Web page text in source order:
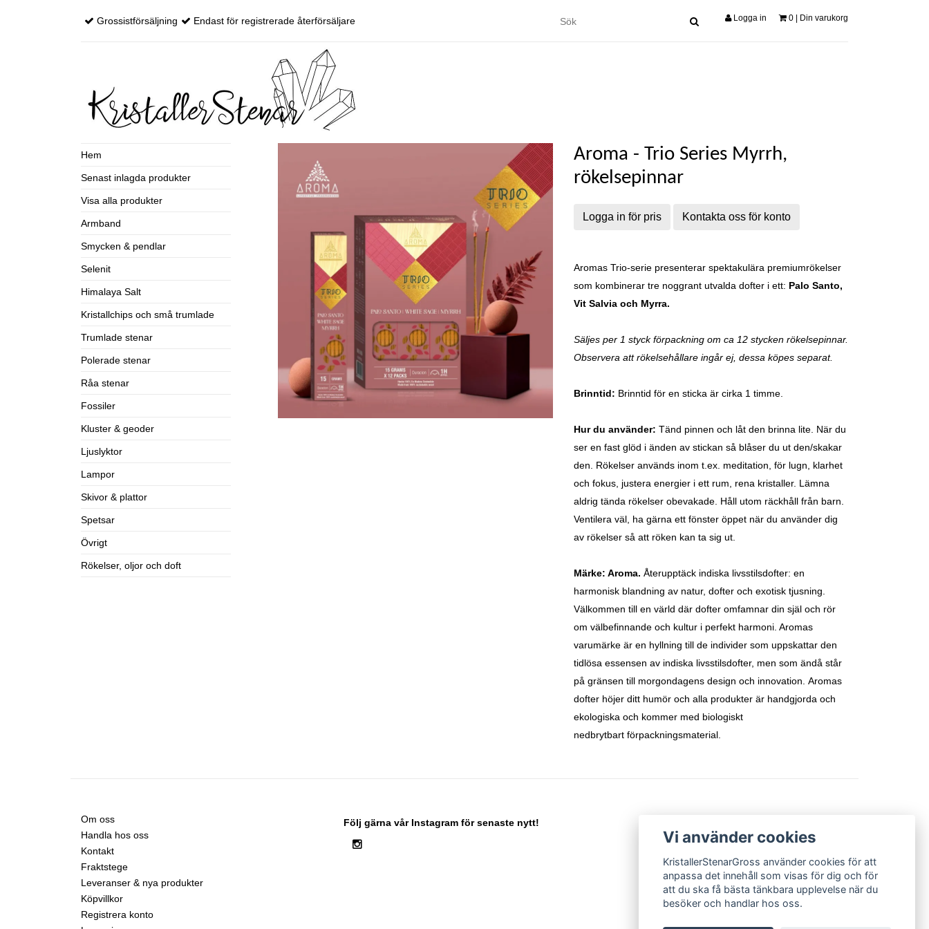
Grossistförsäljning Endast för registrerade återförsäljare Logga in 0 | Din varukorg
Hem
Senast inlagda produkter
Visa alla produkter
Armband
Smycken & pendlar
Selenit
Himalaya Salt
Kristallchips och små trumlade
Trumlade stenar
Polerade stenar
Råa stenar
Fossiler
Kluster & geoder
Ljuslyktor
Lampor
Skivor & plattor
Spetsar
Övrigt
Rökelser, oljor och doft
Aroma - Trio Series Myrrh,
rökelsepinnar
Logga in för pris Kontakta oss för konto
Aromas Trio-serie presenterar spektakulära premiumrökelser
som kombinerar tre noggrant utvalda dofter i ett: Palo Santo,
Vit Salvia och Myrra.
Säljes per 1 styck förpackning om ca 12 stycken rökelsepinnar.
Observera att rökelsehållare ingår ej, dessa köpes separat.
Brinntid: Brinntid för en sticka är cirka 1 timme.
Hur du använder: Tänd pinnen och låt den brinna lite. När du
ser en fast glöd i änden av stickan så blåser du ut den/skakar
den. Rökelser används inom t.ex. meditation, för lugn, klarhet
och fokus, justera energier i ett rum, rena kristaller. Lämna
aldrig tända rökelser obevakade. Håll utom räckhåll från barn.
Ventilera väl, ha gärna ett fönster öppet när du använder dig
av rökelser så att röken kan ta sig ut.
Märke: Aroma. Återupptäck indiska livsstilsdofter: en
harmonisk blandning av natur, dofter och exotisk tjusning.
Välkommen till en värld där dofter omfamnar din själ och rör
om välbefinnande och kultur i perfekt harmoni. Aromas
varumärke är en hyllning till de individer som uppskattar den
tidlösa essensen av indiska livsstilsdofter, men som ändå står
på gränsen till morgondagens design och innovation. Aromas
dofter höjer ditt humör och alla produkter är handgjorda och
ekologiska och kommer med biologiskt
nedbrytbart förpackningsmaterial.
Om oss
Handla hos oss
Kontakt
Fraktstege
Leveranser & nya produkter
Köpvillkor
Registrera konto
Följ gärna vår Instagram för senaste nytt!
Vi använder cookies
KristallerStenarGross använder cookies för att
anpassa det innehåll som visas för dig och för
att du ska få bästa tänkbara upplevelse när du
besöker och handlar hos oss.